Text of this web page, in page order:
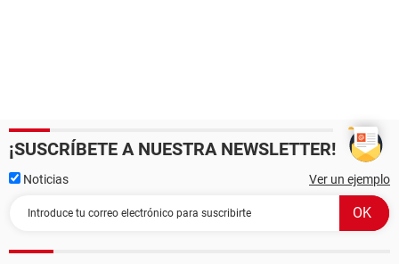
¡SUSCRÍBETE A NUESTRA NEWSLETTER!
Noticias Ver un ejemplo